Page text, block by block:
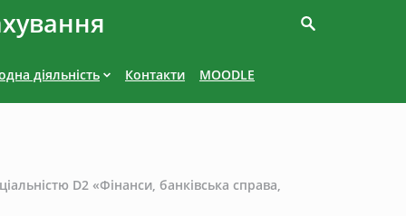
діяльність Контакти MOODLE
D2 «Фінанси, банківська справа,